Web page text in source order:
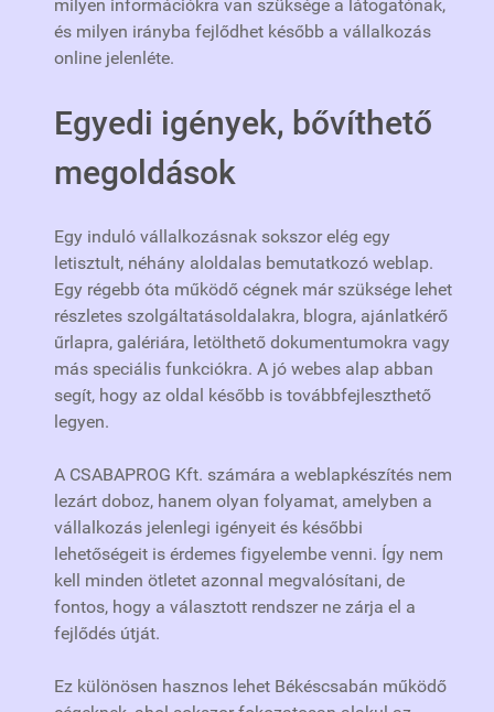
milyen információkra van szüksége a látogatónak,
és milyen irányba fejlődhet később a vállalkozás
online jelenléte.
Egyedi igények, bővíthető
megoldások
Egy induló vállalkozásnak sokszor elég egy
letisztult, néhány aloldalas bemutatkozó weblap.
Egy régebb óta működő cégnek már szüksége lehet
részletes szolgáltatásoldalakra, blogra, ajánlatkérő
űrlapra, galériára, letölthető dokumentumokra vagy
más speciális funkciókra. A jó webes alap abban
segít, hogy az oldal később is továbbfejleszthető
legyen.
A CSABAPROG Kft. számára a weblapkészítés nem
lezárt doboz, hanem olyan folyamat, amelyben a
vállalkozás jelenlegi igényeit és későbbi
lehetőségeit is érdemes figyelembe venni. Így nem
kell minden ötletet azonnal megvalósítani, de
fontos, hogy a választott rendszer ne zárja el a
fejlődés útját.
Ez különösen hasznos lehet Békéscsabán működő